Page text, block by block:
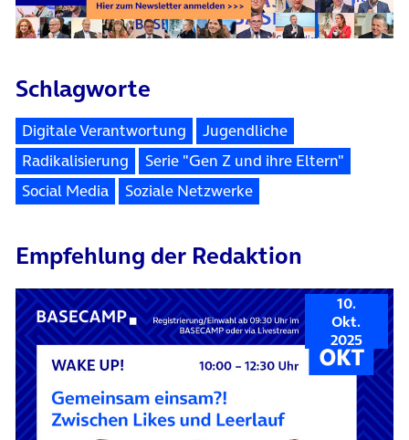
Schlagworte
Digitale Verantwortung
Jugendliche
Radikalisierung
Serie "Gen Z und ihre Eltern"
Social Media
Soziale Netzwerke
Empfehlung der Redaktion
10.
Okt.
2025